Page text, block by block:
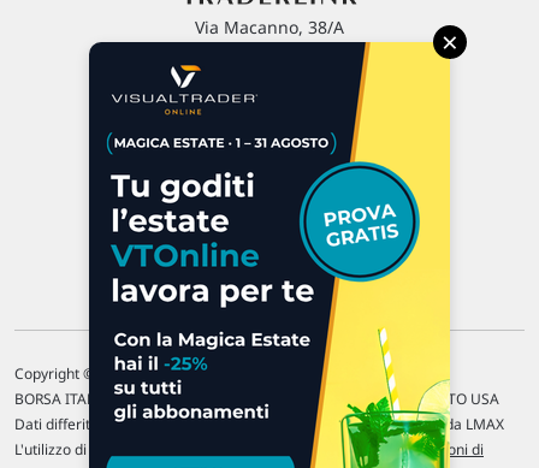
Via Macanno, 38/A
P.IVA 02 452 460 401
Chi siamo
Commenti e segnalazioni
Contattaci
Copyright © 1996-2026 Traderlink Italia s.r.l.
BORSA ITALIANA Quotazioni di borsa differite di 15 min. / MERCATO USA
Dati differiti di 15 min. (fonte Intrinio) / FOREX Quotazioni fornite da LMAX
L'utilizzo di questo sito implica l'accettazione delle nostre Condizioni di
×